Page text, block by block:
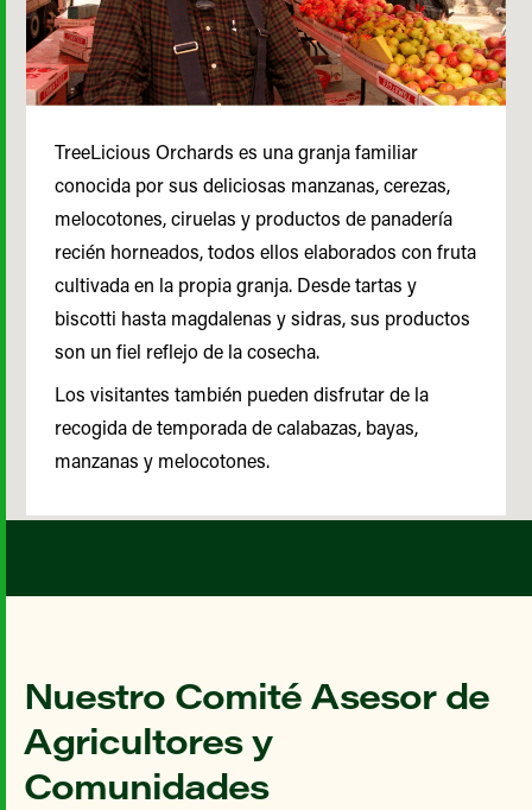
Nuestro Comité Asesor de
Agricultores y
Comunidades
TreeLicious Orchards es una granja familiar
conocida por sus deliciosas manzanas, cerezas,
melocotones, ciruelas y productos de panadería
recién horneados, todos ellos elaborados con fruta
cultivada en la propia granja. Desde tartas y
biscotti hasta magdalenas y sidras, sus productos
son un fiel reflejo de la cosecha.
Los visitantes también pueden disfrutar de la
recogida de temporada de calabazas, bayas,
manzanas y melocotones.